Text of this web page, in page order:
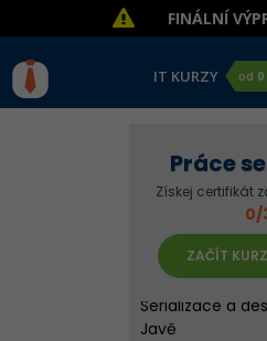
FINÁLNÍ
IT KURZY od 0
Práce
Získej certifikát
0/
ZAČÍT
Kvíz - Práce s
úvod do XML v
Zápis XML
Javě
Čtení a zápis
pomocí DOM v
Kvíz - Práce s
Javě
Serializace a
Javě